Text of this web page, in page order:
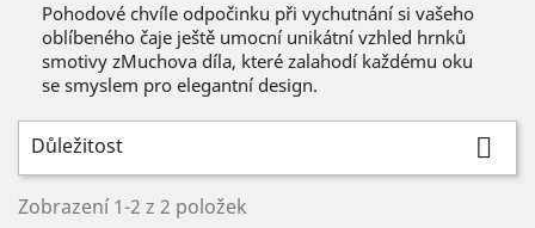
Pohodové chvíle odpočinku při vychutnání si vašeho
oblíbeného čaje ještě umocní unikátní vzhled hrnků
smotivy zMuchova díla, které zalahodí každému oku
se smyslem pro elegantní design.
Důležitost 
Zobrazení 1-2 z 2 položek